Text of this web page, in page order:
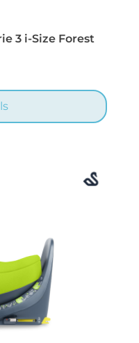
3 i-Size Forest